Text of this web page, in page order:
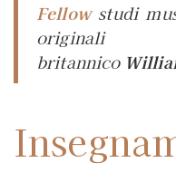
Fellowstudi
originali
britannico